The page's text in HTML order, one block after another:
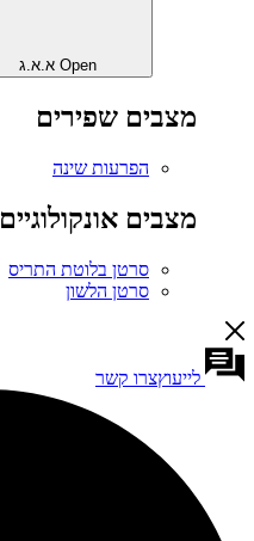
Open א.א.ג
מצבים שפירים
הפרעות שינה
מצבים אונקולוגיים
סרטן בלוטת התריס
סרטן הלשון
לייעוץצרו קשר